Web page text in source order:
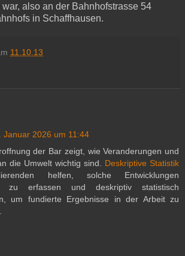
also an der Bahnhofstrasse 54
in Schaffhausen.
11.10.13
Januar 2026 um 11:44
der Bar zeigt, wie Veranderungen und
die Umwelt wichtig sind. Deskriptive Statistik
helfen, solche Entwicklungen
zu erfassen und deskriptiv statistisch
um fundierte Ergebnisse in der Arbeit zu